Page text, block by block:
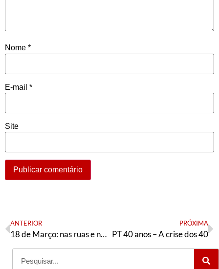
Nome *
E-mail *
Site
ANTERIOR
18 de Março: nas ruas e nas lutas pelos direitos. Fora Bolsonaro!
PRÓXIMA
PT 40 anos – A crise dos 40